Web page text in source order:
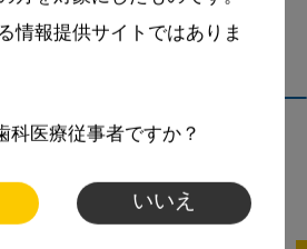
情報提供サイトではありま
科医療従事者ですか？
いいえ